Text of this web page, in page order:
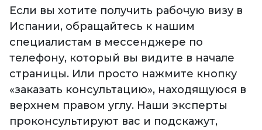
Если вы хотите получить рабочую визу в
Испании, обращайтесь к нашим
специалистам в мессенджере по
телефону, который вы видите в начале
страницы. Или просто нажмите кнопку
«заказать консультацию», находящуюся в
верхнем правом углу. Наши эксперты
проконсультируют вас и подскажут,